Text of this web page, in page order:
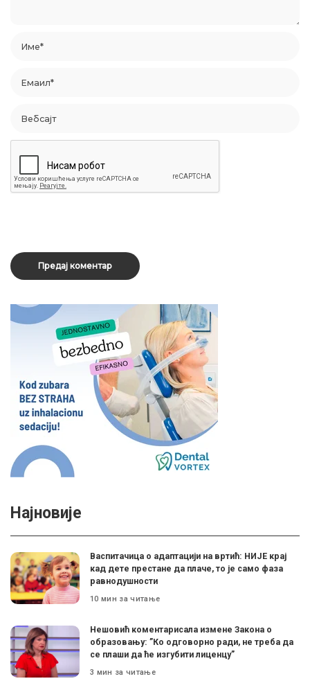
Најновије
Васпитачица о адаптацији на вртић: НИЈЕ крај
кад дете престане да плаче, то је само фаза
равнодушности
10 мин за читање
Нешовић коментарисала измене Закона о
образовању: ”Ко одговорно ради, не треба да
се плаши да ће изгубити лиценцу”
3 мин за читање